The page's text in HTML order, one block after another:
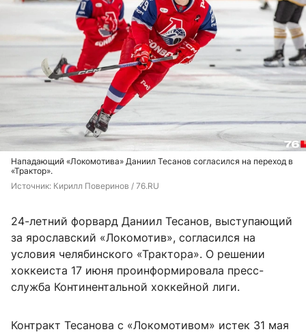
Нападающий «Локомотива» Даниил Тесанов согласился на переход в
«Трактор».
Источник: Кирилл Поверинов / 76.RU
24-летний форвард Даниил Тесанов, выступающий
за ярославский «Локомотив», согласился на
условия челябинского «Трактора». О решении
хоккеиста 17 июня проинформировала пресс-
служба Континентальной хоккейной лиги.
Контракт Тесанова с «Локомотивом» истек 31 мая